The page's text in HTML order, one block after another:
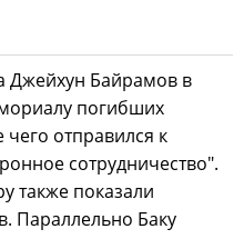
Джейхун Байрамов в
погибших
чего отправился к
сотрудничество".
также показали
Параллельно Баку